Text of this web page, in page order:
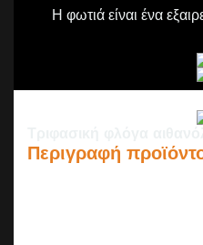
Η φωτιά είναι ένα
Περιγραφή